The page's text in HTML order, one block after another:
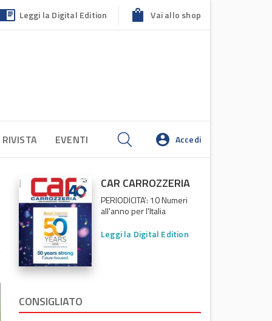
Leggi la Digital Edition Vai allo shop
EVENTI Accedi
CAR CARROZZERIA
PERIODICITA': 10 Numeri
all'anno per l'Italia
Leggi la Digital Edition
CONSIGLIATO